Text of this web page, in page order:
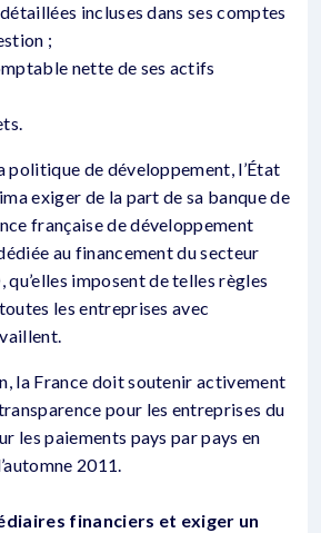
incluses dans ses comptes
;
nette de ses actifs
politique de développement, l’État
exiger de la part de sa banque de
française de développement
au financement du secteur
qu’elles imposent de telles règles
les entreprises avec
la France doit soutenir activement
pour les entreprises du
les paiements pays par pays en
2011.
financiers et exiger un